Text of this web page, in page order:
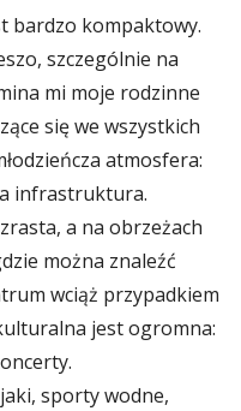
bardzo kompaktowy.
szczególnie na
mi moje rodzinne
się we wszystkich
atmosfera:
infrastruktura.
a na obrzeżach
można znaleźć
wciąż przypadkiem
jest ogromna:
sporty wodne,